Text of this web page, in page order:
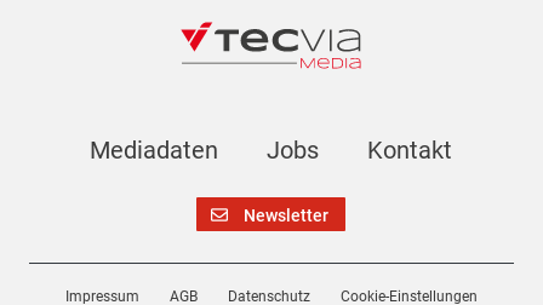
Mediadaten Jobs Kontakt
Newsletter
Impressum AGB Datenschutz Cookie-Einstellungen